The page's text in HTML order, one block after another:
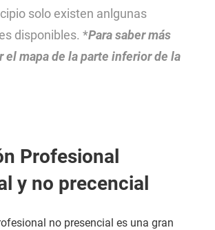
solo existen anlgunas
disponibles. *Para saber más
el mapa de la parte inferior de la
Profesional
y no precencial
no presencial es una gran